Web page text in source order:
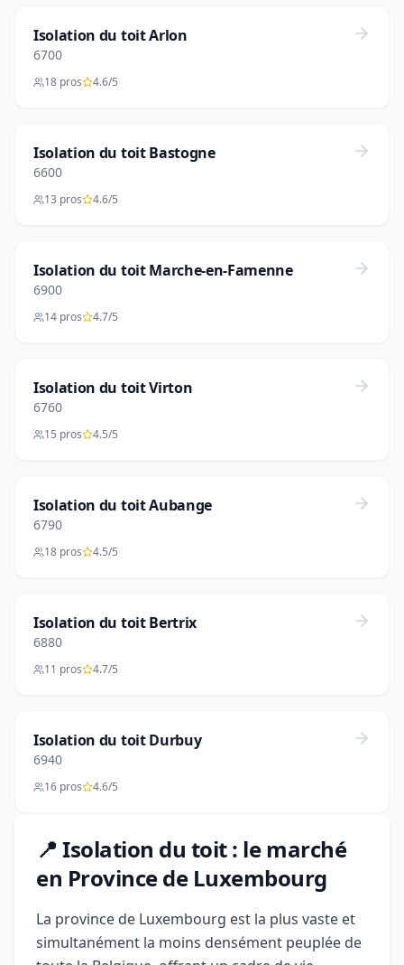
Isolation du toit Arlon
6700
18 pros 4.6/5
Isolation du toit Bastogne
6600
13 pros 4.6/5
Isolation du toit Marche-en-Famenne
6900
14 pros 4.7/5
Isolation du toit Virton
6760
15 pros 4.5/5
Isolation du toit Aubange
6790
18 pros 4.5/5
Isolation du toit Bertrix
6880
11 pros 4.7/5
Isolation du toit Durbuy
6940
16 pros 4.6/5
📍 Isolation du toit : le marché
en Province de Luxembourg
La province de Luxembourg est la plus vaste et
simultanément la moins densément peuplée de